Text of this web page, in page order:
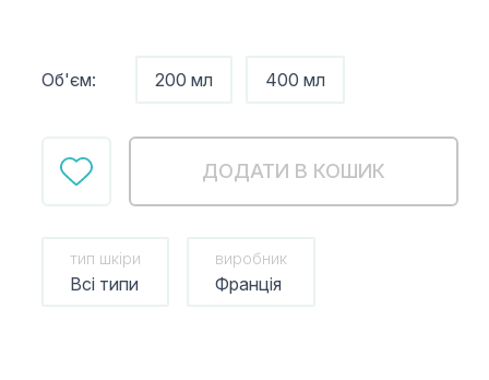
Об'єм: 200 мл 400 мл
ДОДАТИ В КОШИК
тип шкіри
Всі типи
виробник
Франція